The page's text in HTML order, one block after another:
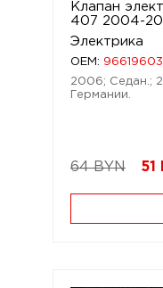
Клапан
407 2004-
Электрика
OEM:
2006; Седан.;
Германии.
64 BYN 51